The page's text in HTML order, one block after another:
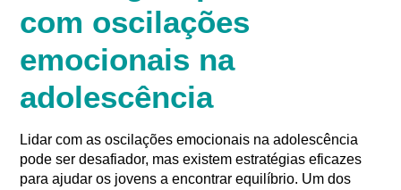
com oscilações
emocionais na
adolescência
Lidar com as oscilações emocionais na adolescência
pode ser desafiador, mas existem estratégias eficazes
para ajudar os jovens a encontrar equilíbrio. Um dos